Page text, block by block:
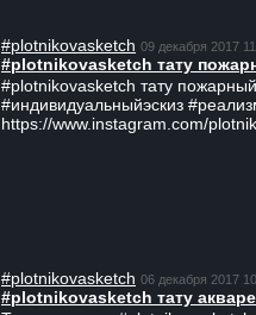
#plotnikovasketch 09 декабря 2017
#plotnikovasketch тату
#plotnikovasketch тату
#индивидуальныйэскиз
https://www.instagram.com/
#plotnikovasketch 06 декабря 2017
#plotnikovasketch тату